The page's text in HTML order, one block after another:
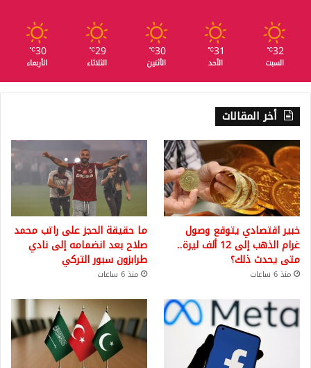
32
℃
السبت
31
℃
الأحد
30
℃
الأثنين
29
℃
الثلاثاء
30
℃
الأربعاء
أخر المقالات
خبير اقتصادي يتوقع وصول
غرام الذهب إلى 12 ألف ليرة..
متى يحدث ذلك؟
منذ 6 ساعات
ما حقيقة الحجز على راتب محمد
صلاح بعد انضمامه إلى نادي
طرابزون سبور التركي
منذ 6 ساعات